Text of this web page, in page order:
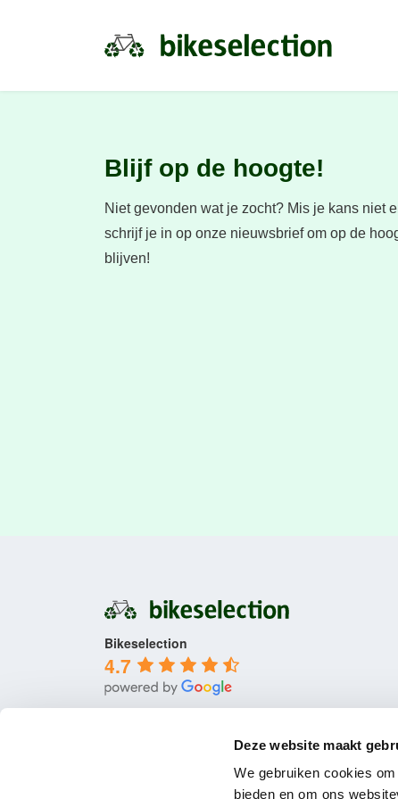
Deze website maakt
We gebruiken cookies
bieden en om ons
Blijf op de hoogte!
Niet gevonden wat je zocht? Mis je kans niet
schrijf je in op onze nieuwsbrief om op de
blijven!
Bikeselection
4.7